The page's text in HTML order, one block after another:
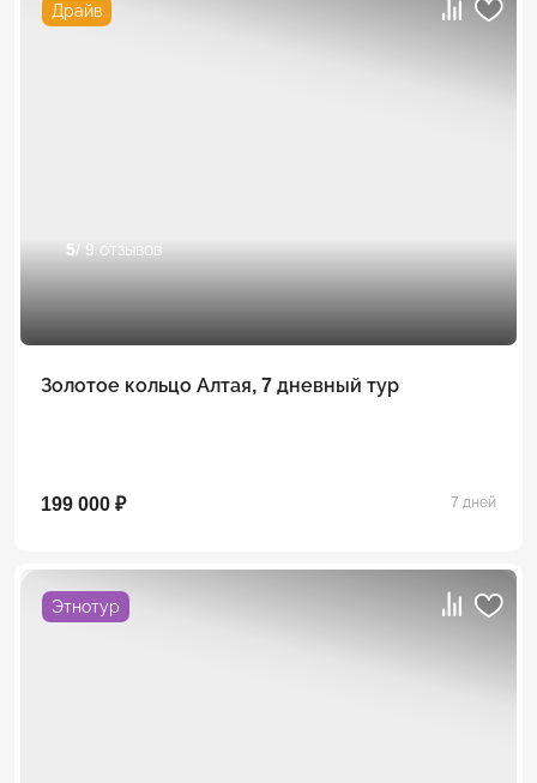
Драйв
5/ 9 отзывов
Золотое кольцо Алтая, 7 дневный тур
199 000 ₽ 7 дней
Этнотур